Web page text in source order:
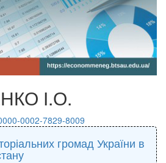
І.О.
0002-7829-8009
громад України в